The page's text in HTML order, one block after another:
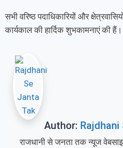
सभी वरिष्ठ पदाधिकारियों और
कार्यकाल की हार्दिक शुभकामनाएं की हैं।
Author: Rajdhani
राजधानी से जनता तक न्यूज